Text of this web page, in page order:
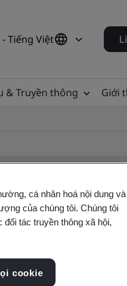
Tiếng Việt
& Truyền thông
Giới
cá nhân hoá nội dung và
của chúng tôi. Chúng tôi
tác truyền thông xã hội,
cookie